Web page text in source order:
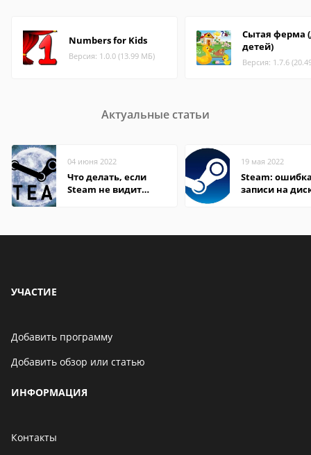
Numbers for Kids
Версия: 1.0.0 (13.99 МБ)
Сытая ферма
детей)
Версия: 1.7.6
Актуальные статьи
04 июня 2022
Что делать, если
Steam не видит
19 мая 2022
Steam:
записи на
УЧАСТИЕ
Добавить программу
Добавить обзор или статью
ИНФОРМАЦИЯ
Контакты